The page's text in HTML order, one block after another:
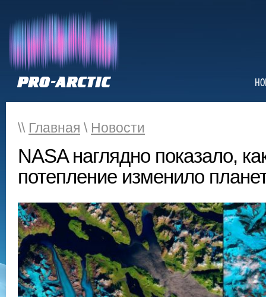
\\ Главная \ Новости
NASA наглядно показало,
потепление изменило